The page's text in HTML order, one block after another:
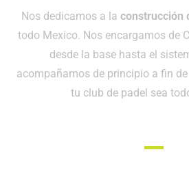
Nos dedicamos a la construcción
todo Mexico. Nos encargamos de
desde la base hasta el
acompañamos de principio a fin
tu club de padel sea